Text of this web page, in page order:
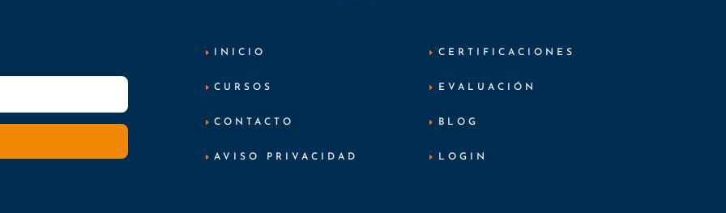
INICIO
CURSOS
CONTACTO
AVISO PRIVACIDAD
CERTIFICACIONES
EVALUACIÓN
BLOG
LOGIN